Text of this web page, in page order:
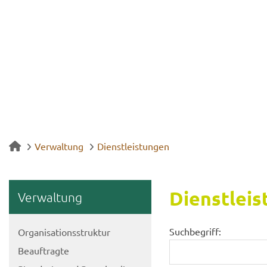
Verwaltung Dienstleistungen
Ver­wal­tung
Or­ga­ni­sa­ti­ons­struk­tur
Be­auf­trag­te
Suchbegriff: